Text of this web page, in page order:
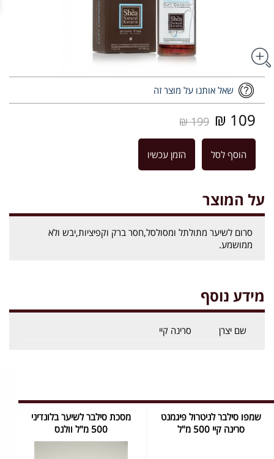
שאל אותנו על מוצר זה
109 ₪
199 ₪
הוסף לסל הזמן עכשיו
על המוצר
סרום לשיער מתולתל ומסולסל,חסר ברק וקפיציות,יבש ולא
ממושמע.
מידע נוסף
שם יצרן סרינה קיי
שמפו סילבר לניטרול פיגמנט
סרינה קיי 500 מ"ל
מסכת סילבר לשיער בלונדיני
500 מ"ל וולנס